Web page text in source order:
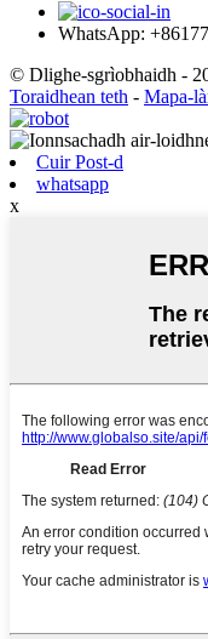
WhatsApp:
© Dlighe-sgrìobhaidh -
Toraidhean teth - Mapa-
Cuir Post-d
whatsapp
x